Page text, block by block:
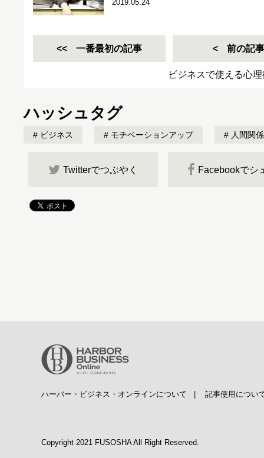
2019.05.24
一番最初の記事 前の記事
ビジネスで使える心
ハッシュタグ
ビジネス モチベーションアップ 人間関係
Twitterでつぶやく Facebookでシ
ハーバー・ビジネス・オンラインについて 記事使用につい
Copyright 2021 FUSOSHA All Right Reserved.